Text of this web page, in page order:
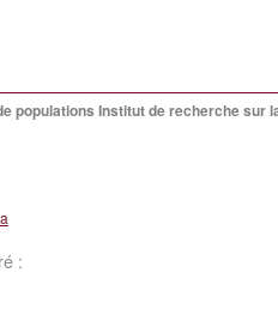
populations Institut de recherche sur
: